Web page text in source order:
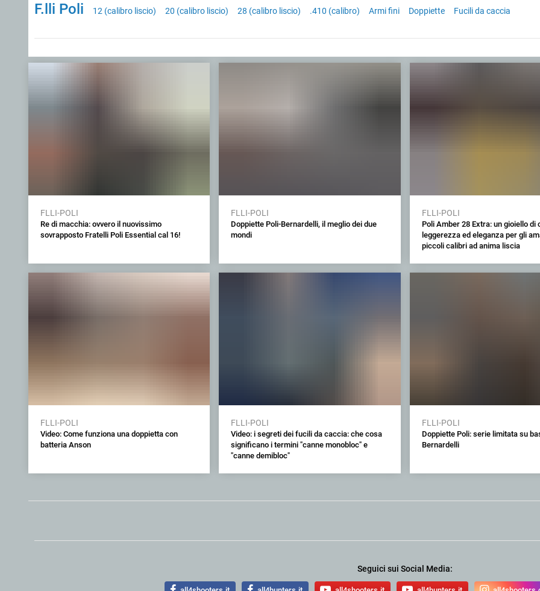
F.lli Poli 12 (calibro liscio) 20 (calibro liscio) 28 (calibro liscio) .410 (calibro) Armi fini Doppiette Fucili da caccia
FLLI-POLI
Re di macchia: ovvero il nuovissimo
sovrapposto Fratelli Poli Essential cal 16!
FLLI-POLI
Doppiette Poli-Bernardelli, il meglio dei due
mondi
FLLI-POLI
Poli Amber 28 Extra: un gioiello di
leggerezza ed eleganza per gli
piccoli calibri ad anima liscia
FLLI-POLI
Video: Come funziona una doppietta con
batteria Anson
FLLI-POLI
Video: i segreti dei fucili da caccia: che cosa
significano i termini "canne monobloc" e
"canne demibloc"
FLLI-POLI
Doppiette Poli: serie limitata su
Bernardelli
Seguici sui Social Media: